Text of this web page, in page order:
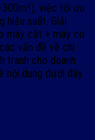
việc tối ưu
hiệu suất. Giải
máy cắt + máy co
vấn đề về chi
tranh cho doanh
nội dung dưới đây.